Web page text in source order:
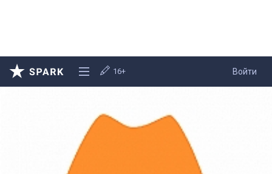
Войти
16+